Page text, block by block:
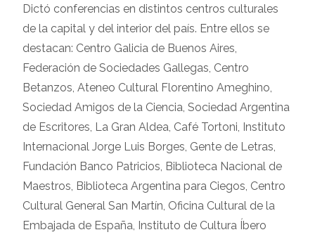
Dictó conferencias en distintos centros culturales
de la capital y del interior del país. Entre ellos se
destacan: Centro Galicia de Buenos Aires,
Federación de Sociedades Gallegas, Centro
Betanzos, Ateneo Cultural Florentino Ameghino,
Sociedad Amigos de la Ciencia, Sociedad Argentina
de Escritores, La Gran Aldea, Café Tortoni, Instituto
Internacional Jorge Luis Borges, Gente de Letras,
Fundación Banco Patricios, Biblioteca Nacional de
Maestros, Biblioteca Argentina para Ciegos, Centro
Cultural General San Martín, Oficina Cultural de la
Embajada de España, Instituto de Cultura Íbero